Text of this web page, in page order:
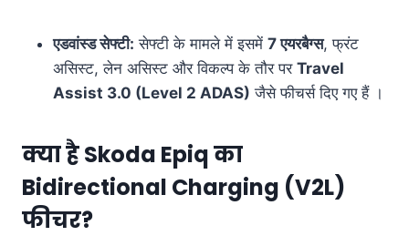
एडवांस्ड सेफ्टी: सेफ्टी के मामले में इसमें 7 एयरबैग्स, फ्रंट
असिस्ट, लेन असिस्ट और विकल्प के तौर पर Travel
Assist 3.0 (Level 2 ADAS) जैसे फीचर्स दिए गए हैं ।
क्या है Skoda Epiq का
Bidirectional Charging (V2L)
फीचर?